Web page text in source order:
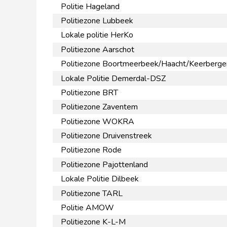
Politie Hageland
Politiezone Lubbeek
Lokale politie HerKo
Politiezone Aarschot
Politiezone Boortmeerbeek/Haacht/
Lokale Politie Demerdal-DSZ
Politiezone BRT
Politiezone Zaventem
Politiezone WOKRA
Politiezone Druivenstreek
Politiezone Rode
Politiezone Pajottenland
Lokale Politie Dilbeek
Politiezone TARL
Politie AMOW
Politiezone K-L-M